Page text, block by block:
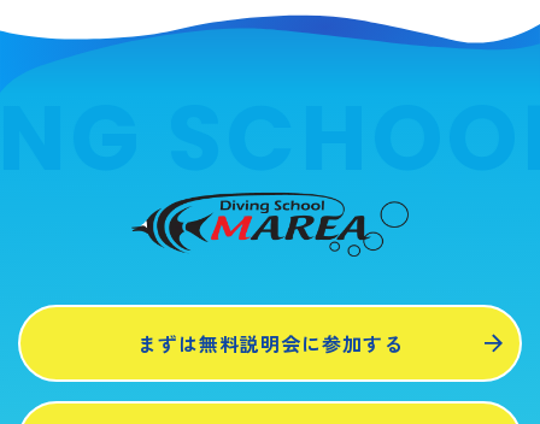
まずは無料説明会に参加する